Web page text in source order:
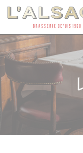
クッキー利用の管理につ